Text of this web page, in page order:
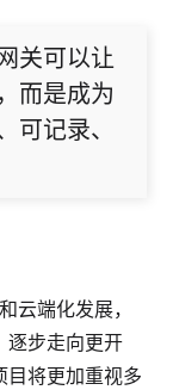
关可以让
而是成为
可记录、
云端化发展，
逐步走向更开
目将更加重视多